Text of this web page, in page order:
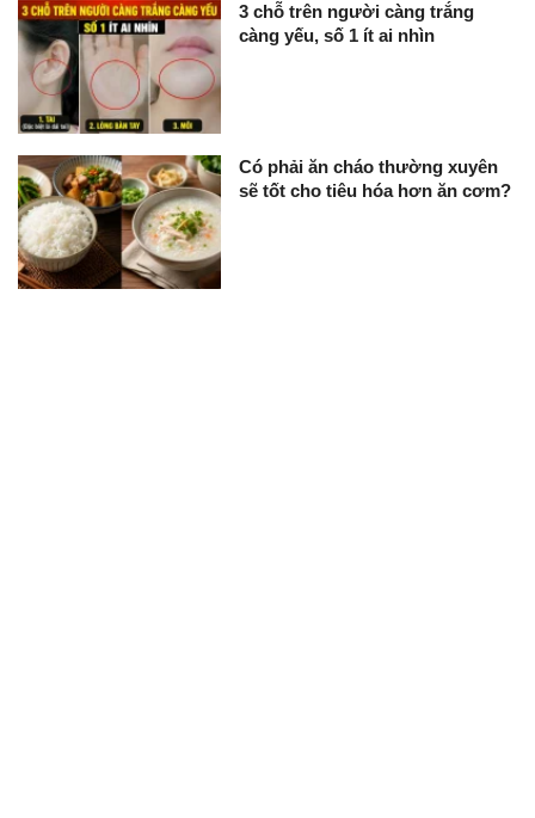
3 chỗ trên người càng trắng
càng yếu, số 1 ít ai nhìn
Có phải ăn cháo thường xuyên
sẽ tốt cho tiêu hóa hơn ăn cơm?